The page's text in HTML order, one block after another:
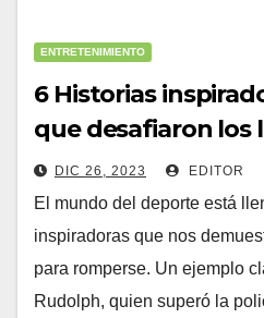
ENTRETENIMIENTO
6 Historias
que desafiaron los
DIC 26, 2023 EDITOR
El mundo del deporte está
inspiradoras que nos
para romperse. Un ejemplo
Rudolph, quien superó la